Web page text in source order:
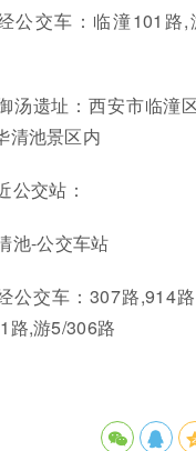
公交车：临潼101路,
汤遗址：西安市临潼
清池景区内
公交站：
池-公交车站
公交车：307路,914
路,游5/306路